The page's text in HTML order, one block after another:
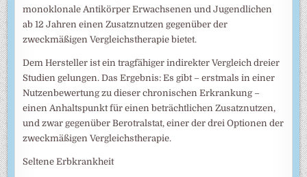
monoklonale Antikörper Erwachsenen und Jugendlichen
ab 12 Jahren einen Zusatznutzen gegenüber der
zweckmäßigen Vergleichstherapie bietet.
Dem Hersteller ist ein tragfähiger indirekter Vergleich dreier
Studien gelungen. Das Ergebnis: Es gibt – erstmals in einer
Nutzenbewertung zu dieser chronischen Erkrankung –
einen Anhaltspunkt für einen beträchtlichen Zusatznutzen,
und zwar gegenüber Berotralstat, einer der drei Optionen der
zweckmäßigen Vergleichstherapie.
Seltene Erbkrankheit